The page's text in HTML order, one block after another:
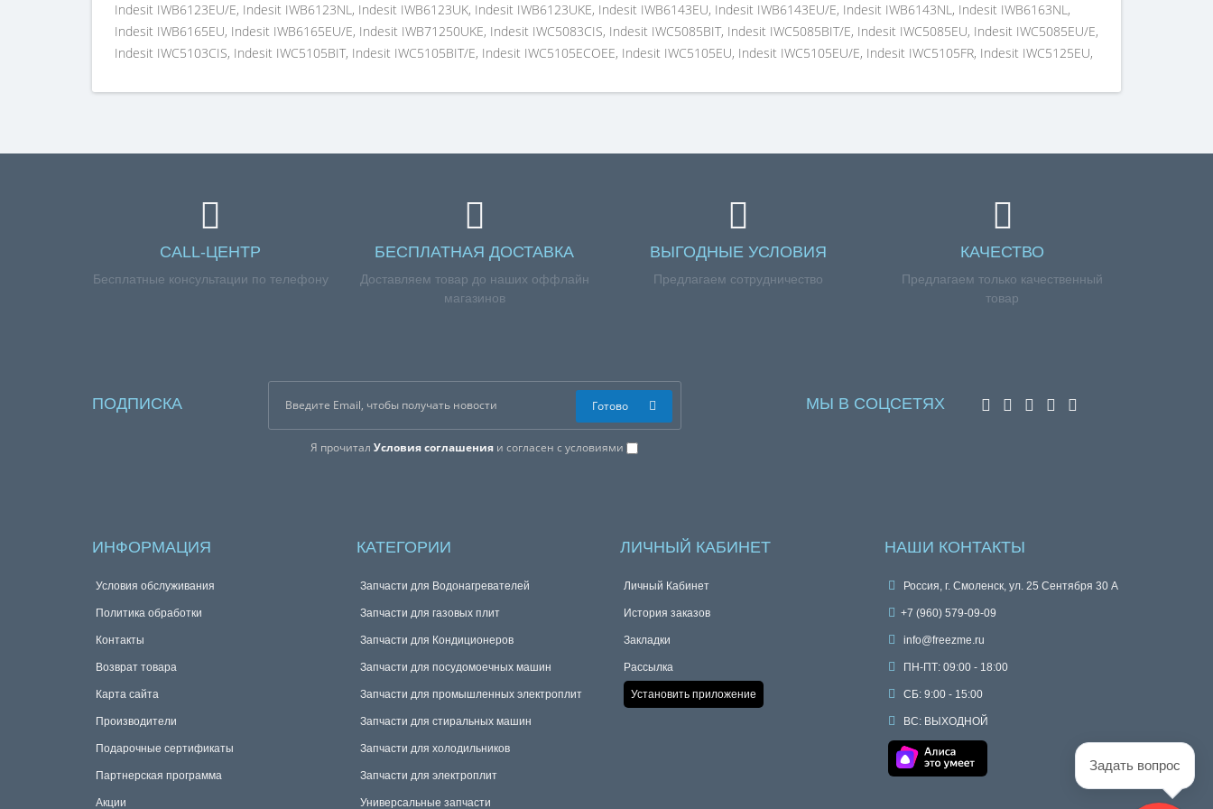
CALL-ЦЕНТР
Бесплатные консультации по телефону
БЕСПЛАТНАЯ ДОСТАВКА
Доставляем товар до наших оффлайн
магазинов
ВЫГОДНЫЕ УСЛОВИЯ
Предлагаем сотрудничество
КАЧЕСТВО
Предлагаем только качественный
товар
ПОДПИСКА
Я прочиталУсловия соглашения и согласен с условиями
Готово МЫ В СОЦСЕТЯХ
ИНФОРМАЦИЯ
Условия обслуживания
Политика обработки
Контакты
Возврат товара
Карта сайта
Производители
Подарочные сертификаты
Партнерская программа
Акции
КАТЕГОРИИ
Запчасти для Водонагревателей
Запчасти для газовых плит
Запчасти для Кондиционеров
Запчасти для посудомоечных машин
Запчасти для промышленных электроплит
Запчасти для стиральных машин
Запчасти для холодильников
Запчасти для электроплит
Универсальные запчасти
ЛИЧНЫЙ КАБИНЕТ
Личный Кабинет
История заказов
Закладки
Рассылка
Установить приложение
НАШИ КОНТАКТЫ
Россия, г. Смоленск, ул. 25 Сентября 30 А
+7 (960) 579-09-09
info@freezme.ru
ПН-ПТ: 09:00 - 18:00
СБ: 9:00 - 15:00
ВС: ВЫХОДНОЙ
Задать вопрос